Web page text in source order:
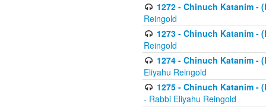
1272 - Chinuch Katanim -
Reingold
1273 - Chinuch Katanim -
Reingold
1274 - Chinuch Katanim -
Eliyahu Reingold
1275 - Chinuch Katanim -
- Rabbi Eliyahu Reingold